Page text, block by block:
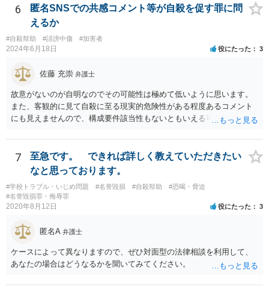
6
匿名SNSでの共感コメント等が自殺を促す罪に問
えるか
#自殺幇助 #誹謗中傷 #加害者
2024年6月18日 役にたった 3
佐藤 充崇 弁護士
故意がないのが自明なのでその可能性は極めて低いように思います。
また、客観的に見て自殺に至る現実的危険性がある程度あるコメント
にも見えませんので、構成要件該当性もないともいえる可能性は高い
7
至急です。 できれば詳しく教えていただきたい
なと思っております。
#学校トラブル・いじめ問題 #名誉毀損 #自殺幇助
#恐喝・脅迫
#名誉毀損罪・侮辱罪
2020年8月12日 役にたった 3
匿名A 弁護士
ケースによって異なりますので、ぜひ対面型の法律相談を利用して、
あなたの場合はどうなるかを聞いてみてください。